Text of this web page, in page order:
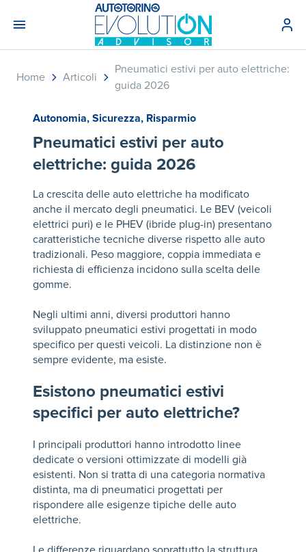
Home Articoli
Pneumatici estivi per auto elettriche:
guida 2026
Autonomia, Sicurezza, Risparmio
Pneumatici estivi per auto
elettriche: guida 2026
La crescita delle auto elettriche ha modificato
anche il mercato degli pneumatici. Le BEV (veicoli
elettrici puri) e le PHEV (ibride plug-in) presentano
caratteristiche tecniche diverse rispetto alle auto
tradizionali. Peso maggiore, coppia immediata e
richiesta di efficienza incidono sulla scelta delle
gomme.
Negli ultimi anni, diversi produttori hanno
sviluppato pneumatici estivi progettati in modo
specifico per questi veicoli. La distinzione non è
sempre evidente, ma esiste.
Esistono pneumatici estivi
specifici per auto elettriche?
I principali produttori hanno introdotto linee
dedicate o versioni ottimizzate di modelli già
esistenti. Non si tratta di una categoria normativa
distinta, ma di pneumatici progettati per
rispondere alle esigenze tipiche delle auto
elettriche.